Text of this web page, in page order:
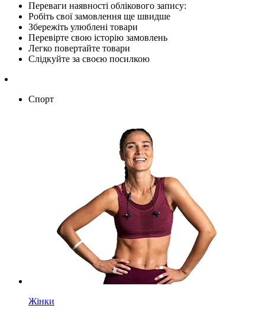
Переваги наявності облікового запису:
Робіть свої замовлення ще швидше
Збережіть улюблені товари
Перевірте свою історію замовлень
Легко повертайте товари
Слідкуйте за своєю посилкою
Спорт
Жінки